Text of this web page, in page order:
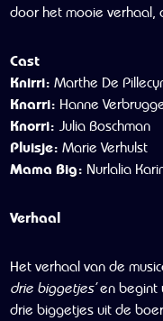
door het mooie verhaal,
Cast
Knirri: Marthe De
Knarri: Hanne
Knorri: Julia Boschman
Pluisje: Marie Verhulst
Mama Big: Nurlalia
Verhaal
Het verhaal van de
drie biggetjes’en begint
drie biggetjes uit de